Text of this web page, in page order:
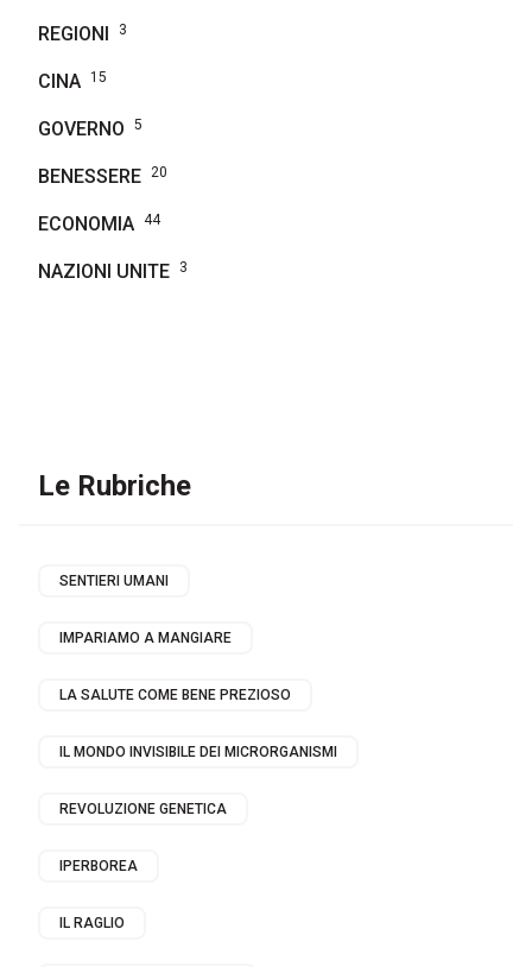
REGIONI 3
CINA 15
GOVERNO 5
BENESSERE 20
ECONOMIA 44
NAZIONI UNITE 3
Le Rubriche
SENTIERI UMANI
IMPARIAMO A MANGIARE
LA SALUTE COME BENE PREZIOSO
IL MONDO INVISIBILE DEI MICRORGANISMI
REVOLUZIONE GENETICA
IPERBOREA
IL RAGLIO